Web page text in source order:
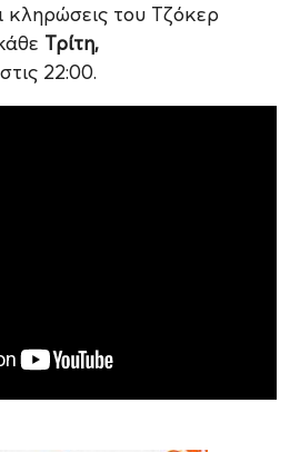
κληρώσεις του Τζόκερ
Τρίτη,
22:00.